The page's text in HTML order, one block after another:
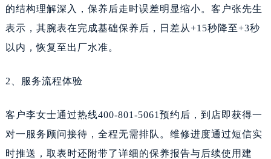
的结构理解深入，保养后走时误差明显缩小。客户张先生
表示，其腕表在完成基础保养后，日差从+15秒降至+3秒
以内，恢复至出厂水准。
2、服务流程体验
客户李女士通过热线400-801-5061预约后，到店即获得一
对一服务顾问接待，全程无需排队。维修进度通过短信实
时推送，取表时还附带了详细的保养报告与后续使用建